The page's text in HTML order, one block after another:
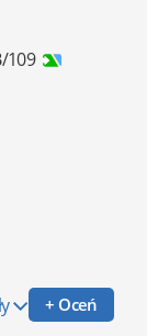
109
+ Oceń